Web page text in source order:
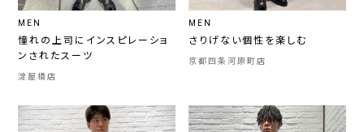
MEN
憧れの上司にインスピレーショ
ンされたスーツ
淀屋橋店
MEN
さりげない個性を楽しむ
京都四条河原町店